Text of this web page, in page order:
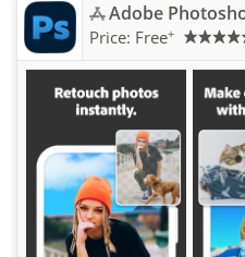
Adobe
Price: Free+